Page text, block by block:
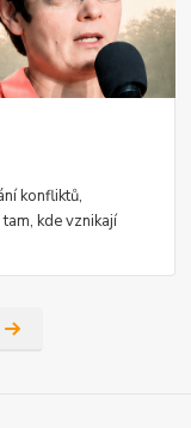
konfliktů,
kde vznikají